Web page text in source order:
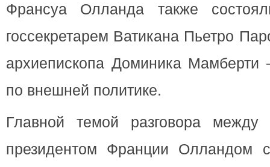
Франсуа Олланда также
госсекретарем Ватикана Пьетро
архиепископа Доминика Мамберти
по внешней политике.
Главной темой разговора
президентом Франции Олландом